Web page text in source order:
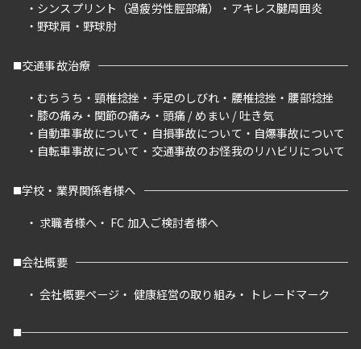
シンスプリント（過疲労性脛部痛）
アキレス腱周囲炎
野球肩
野球肘
交通事故治療
むちうち
頸椎捻挫 手足のしびれ 腰椎捻挫
腰部捻挫
膝の痛み
関節の痛み
頭痛 / めまい / 吐き気
自動車事故について
自損事故について
自爆事故について
自転車事故について
交通事故のお怪我のリハビリについて
学校・業界関係者様へ
求職者様へ
FC 加入ご検討者様へ
会社概要
会社概要ページ
健康経営の取り組み トレードマーク